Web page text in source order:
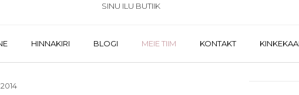
SINU ILU BUTIIK
HINNAKIRI BLOGI MEIE TIIM KONTAKT